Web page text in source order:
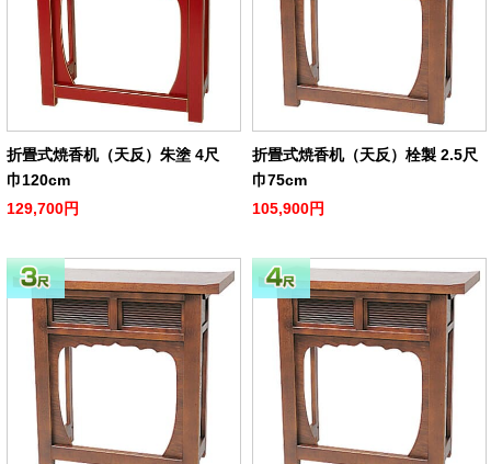
折畳式焼香机（天反）朱塗 4尺
巾120cm
129,700円
折畳式焼香机（天反）栓製 2.5尺
巾75cm
105,900円